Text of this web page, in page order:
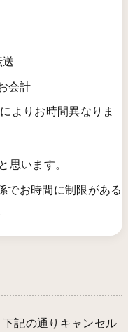
会計
よりお時間異なりま
思います。
でお時間に制限がある
記の通りキャンセル